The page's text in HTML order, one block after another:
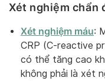
Xét nghiệm chẩn
Xét nghiệm máu:
CRP (C-reactive
có thể tăng cao
không phải là xét